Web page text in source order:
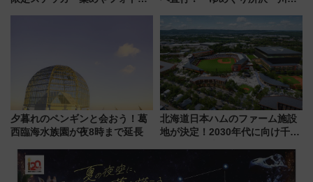
夕暮れのペンギンと会おう！葛
西臨海水族園が夜8時まで延長
北海道日本ハムのファーム施設
地が決定！2030年代に向け千歳